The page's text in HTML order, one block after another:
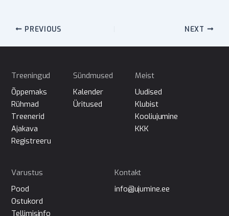
PREVIOUS NEXT
Treeningud
Õppemaks
Rühmad
Treenerid
Ajakava
Registreeru
Sündmused
Kalender
Üritused
Meist
Uudised
Klubist
Kooliujumine
KKK
Varustus
Pood
Ostukord
Tellimisinfo
Kontakt
info@ujumine.ee